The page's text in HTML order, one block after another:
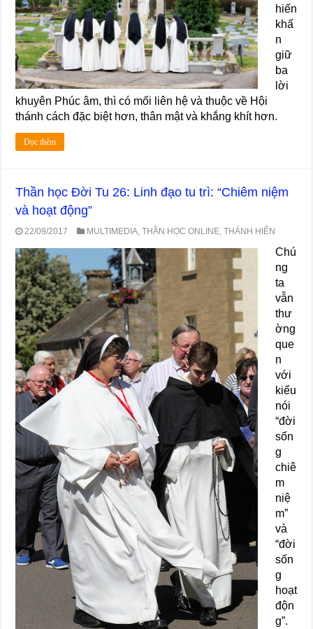
hiến
khấ
n
giữ
ba
lời
khuyên Phúc âm, thì có mối liên hệ và thuộc về Hội
thánh cách đặc biệt hơn, thân mật và khắng khít hơn.
Đọc thêm
Thần học Đời Tu 26: Linh đạo tu trì: “Chiêm niệm
và hoạt động”
22/09/2017 MULTIMEDIA ,THẦN HỌC ONLINE ,THÁNH HIẾN
Chú
ng
ta
vẫn
thư
ờng
que
n
với
kiểu
nói
“đời
sốn
g
chiê
m
niệ
m”
và
“đời
sốn
g
hoạt
độn
g”.